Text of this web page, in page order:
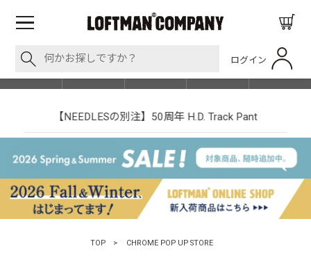
ログイン
SHOP LIST
【NEEDLESの別注】50周年 H.D. Track Pant
TOP > CHROME POP UP STORE